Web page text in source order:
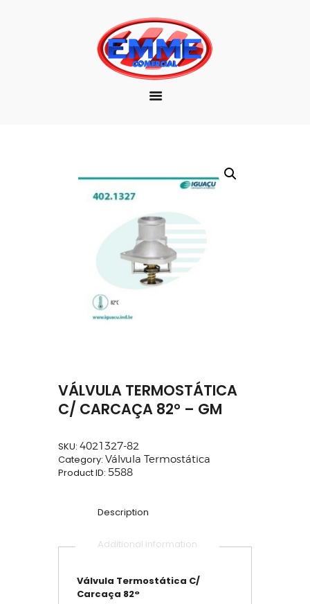
EMPRESA
MARCAS
PRODUTOS
VÁLVULA TERMOSTÁTICA
C/ CARCAÇA 82° – GM
SKU: 4021327-82
Category: Válvula Termostática
Product ID: 5588
Description
Additional information
Válvula Termostática C/
Carcaça 82°